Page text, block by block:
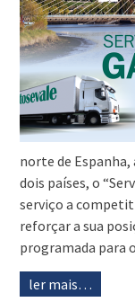
norte de
dois países, o
serviço a
reforçar a sua
programada para
ler mais…